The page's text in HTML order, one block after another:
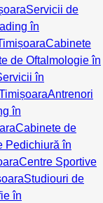
Servicii de
în
Cabinete
de Oftalmologie în
în
Antrenori
în
Cabinete de
Pedichiură în
Centre Sportive
Studiouri de
în